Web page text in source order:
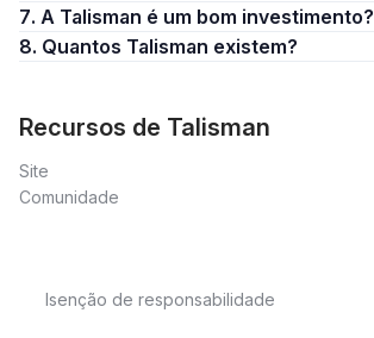
7. A Talisman é um bom investimento?
8. Quantos Talisman existem?
Recursos de Talisman
Site
Comunidade
Isenção de responsabilidade